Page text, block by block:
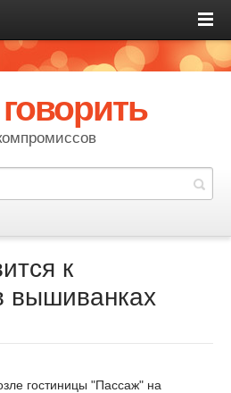
к
вышиванках
гостиницы "Пассаж" на